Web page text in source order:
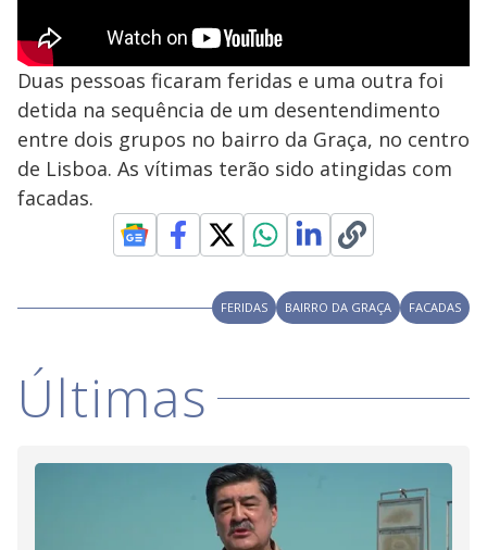
Duas pessoas ficaram feridas e uma outra foi
detida na sequência de um desentendimento
entre dois grupos no bairro da Graça, no centro
de Lisboa. As vítimas terão sido atingidas com
facadas.
FERIDAS BAIRRO DA GRAÇA FACADAS
Últimas